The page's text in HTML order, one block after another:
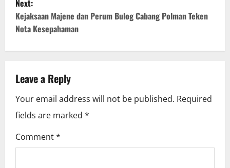
t
n
a
v
i
g
a
t
Next:
Kejaksaan Majene dan Perum Bulog Cabang Polman Teken
Nota Kesepahaman
Leave a Reply
Your email address will not be published. Required
fields are marked *
Comment*